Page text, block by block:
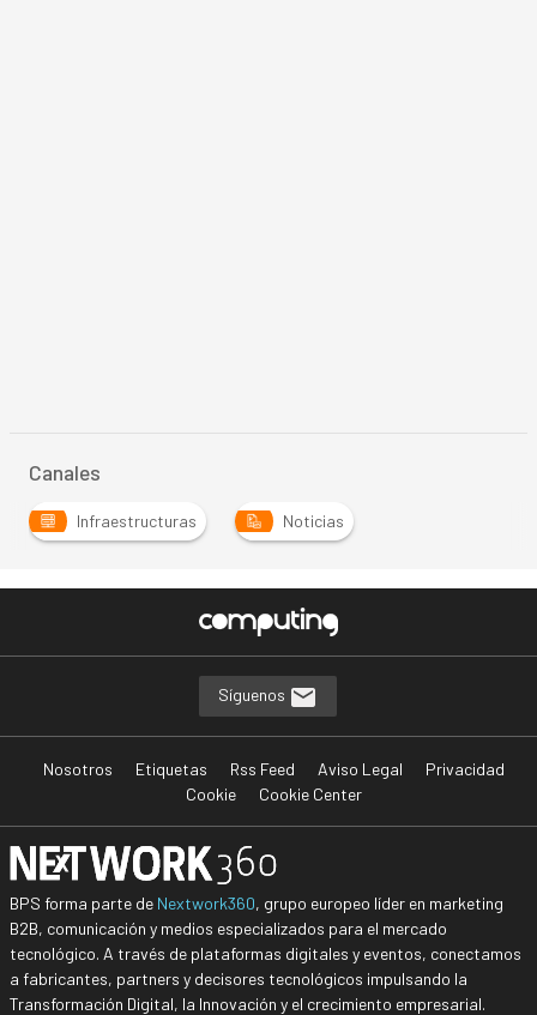
Canales
Infraestructuras Noticias
Síguenos
Nosotros Etiquetas Rss Feed Aviso Legal
Privacidad
Cookie
Cookie Center
BPS forma parte de Nextwork360, grupo europeo líder en marketing
B2B, comunicación y medios especializados para el mercado
tecnológico. A través de plataformas digitales y eventos, conectamos
a fabricantes, partners y decisores tecnológicos impulsando la
Transformación Digital, la Innovación y el crecimiento empresarial.